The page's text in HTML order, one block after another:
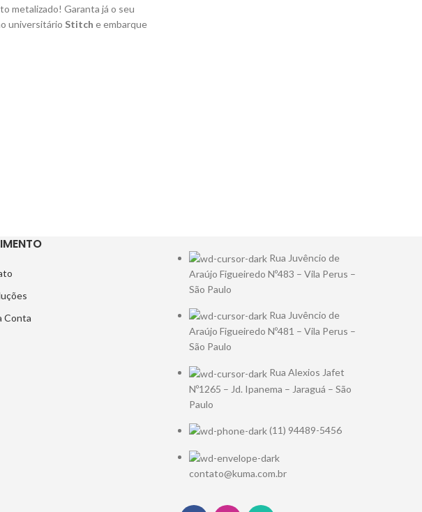
metalizado! Garanta já o seu
universitário Stitch e embarque
Conta
Rua Juvêncio de
Araújo Figueiredo Nº483 – Vila Perus –
São Paulo
Rua Juvêncio de
Araújo Figueiredo Nº481 – Vila Perus –
São Paulo
Rua Alexios Jafet
Nº1265 – Jd. Ipanema – Jaraguá – São
Paulo
(11) 94489-5456
contato@kuma.com.br